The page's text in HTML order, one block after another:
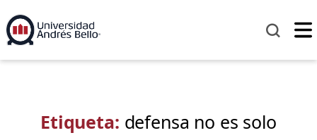
Etiqueta: defensa no es solo